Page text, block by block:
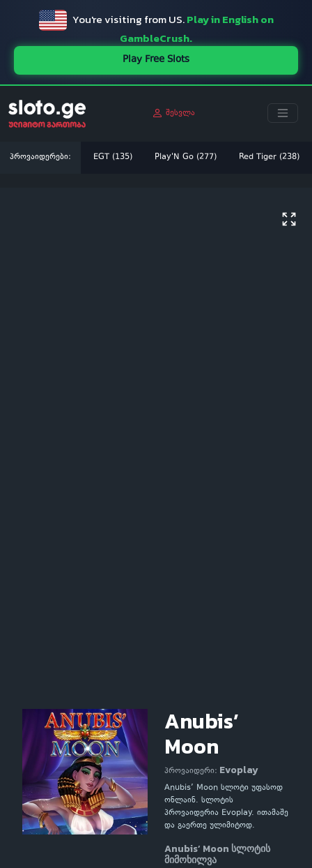
You're visiting from US.Play in English on
GambleCrush.
Play Free Slots
შესვლა
პროვაიდერები: EGT (135) Play'N Go (277) Red Tiger (238)
Anubis’
Moon
პროვაიდერი: Evoplay
Anubis’ Moon სლოტი უფასოდ
ონლაინ. სლოტის
პროვაიდერია Evoplay. ითამაშე
და გაერთე ულიმიტოდ.
Anubis’ Moon სლოტის
მიმოხილვა